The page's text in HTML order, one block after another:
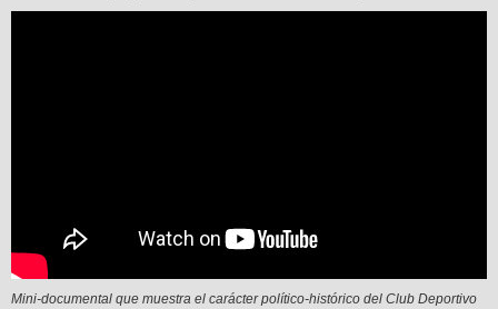
Mini-documental que muestra el carácter político-histórico del Club Deportivo